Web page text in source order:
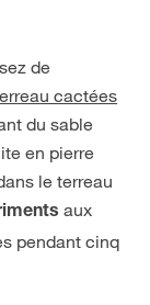
de
cactées
du sable
en pierre
le terreau
aux
pendant cinq